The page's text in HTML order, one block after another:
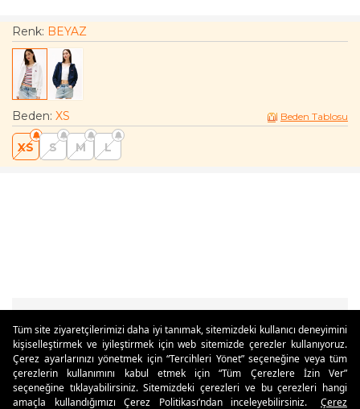
Tüm site ziyaretçilerimizi daha iyi tanımak, sitemizdeki kullanıcı deneyimini
kişiselleştirmek ve iyileştirmek için web sitemizde çerezler kullanıyoruz.
Çerez ayarlarınızı yönetmek için “Tercihleri Yönet” seçeneğine veya tüm
çerezlerin kullanımını kabul etmek için “Tüm Çerezlere İzin Ver”
seçeneğine tıklayabilirsiniz. Sitemizdeki çerezleri ve bu çerezleri hangi
amaçla kullandığımızı Çerez Politikası’ndan inceleyebilirsiniz.
Çerez
Renk: BEYAZ
Beden: XS Beden Tablosu
XS S M L
Özdilekteyim'de Taksit Avantajları